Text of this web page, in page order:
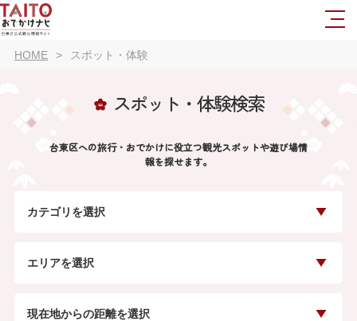
HOME スポット・体験
スポット・体験検索
台東区への旅行・おでかけに役立つ観光スポットや遊び場情
報を探せます。
カテゴリを選択
エリアを選択
現在地からの距離を選択